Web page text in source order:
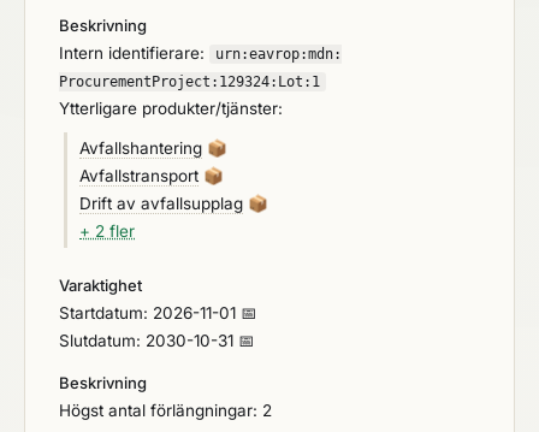
teckna ramavtal med en leverantör.
Beskrivning
Intern identifierare:
urn:eavrop:mdn:
ProcurementProject: 129324: Lot: 1
Ytterligare produkter/tjänster:
Avfallshantering 📦
Avfallstransport 📦
Drift av avfallsupplag 📦
+ 2 fler
Varaktighet
Startdatum: 2026-11-01 📅
Slutdatum: 2030-10-31 📅
Beskrivning
Högst antal förlängningar: 2